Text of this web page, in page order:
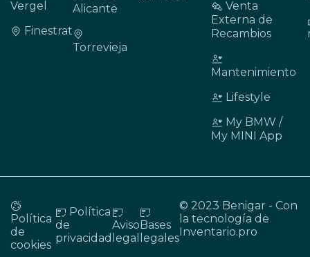
Vergel
Finestrat
Alicante
Torrevieja
Venta
Externa de
Recambios
Mantenimiento
Lifestyle
My BMW /
My MINI App
Política
de
cookies
Política
de
privacidad
Aviso
legal
Bases
legales
© 2023 Benigar - Con
la tecnología de
Inventario.pro